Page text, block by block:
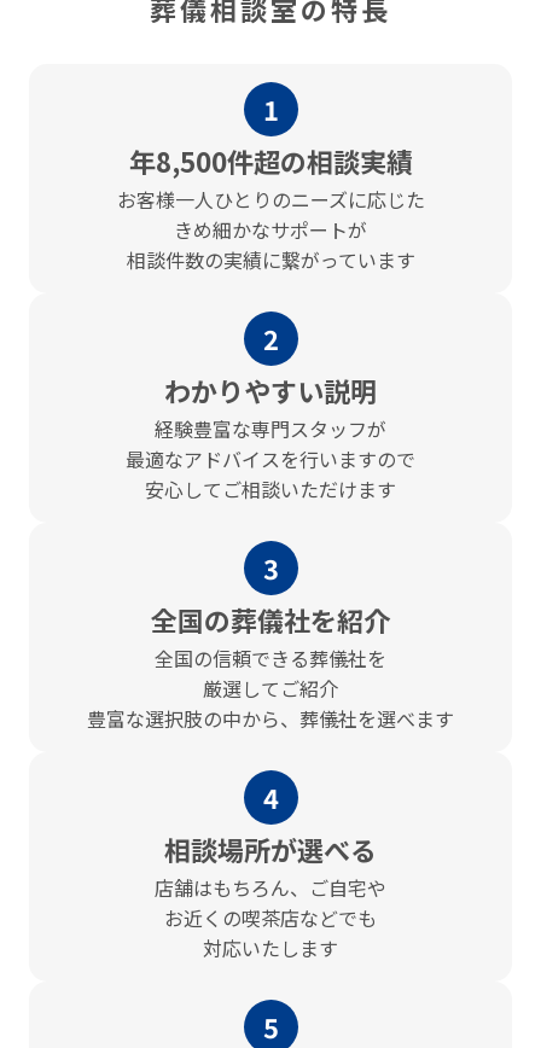
葬儀相談室の特長
1
年8,500件超の相談実績
お客様⼀⼈ひとりのニーズに応じた
きめ細かなサポートが
相談件数の実績に繋がっています
2
わかりやすい説明
経験豊富な専門スタッフが
最適なアドバイスを⾏いますので
安心してご相談いただけます
3
全国の葬儀社を紹介
全国の信頼できる葬儀社を
厳選してご紹介
豊富な選択肢の中から、葬儀社を選べます
4
相談場所が選べる
店舗はもちろん、ご⾃宅や
お近くの喫茶店などでも
対応いたします
5